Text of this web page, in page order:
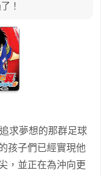
！
求夢想的那群足球
孩子們已經實現他
，並正在為沖向更